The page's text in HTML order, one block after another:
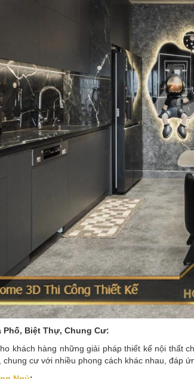
Phố, Biệt Thự, Chung Cư:
khách hàng những giải pháp thiết kế nội thất
cư với nhiều phong cách khác nhau, đáp